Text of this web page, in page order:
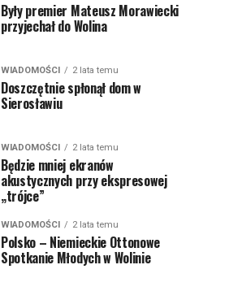
Były premier Mateusz Morawiecki
przyjechał do Wolina
WIADOMOŚCI 2 lata temu
Doszczętnie spłonął dom w
Sierosławiu
WIADOMOŚCI 2 lata temu
Będzie mniej ekranów
akustycznych przy ekspresowej
„trójce”
WIADOMOŚCI 2 lata temu
Polsko – Niemieckie Ottonowe
Spotkanie Młodych w Wolinie